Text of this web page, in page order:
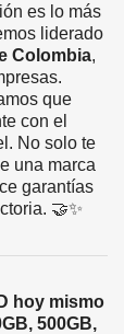
es lo más
liderado
Colombia,
que
con el
No solo te
una marca
garantías
🤝✨
hoy mismo
500GB,